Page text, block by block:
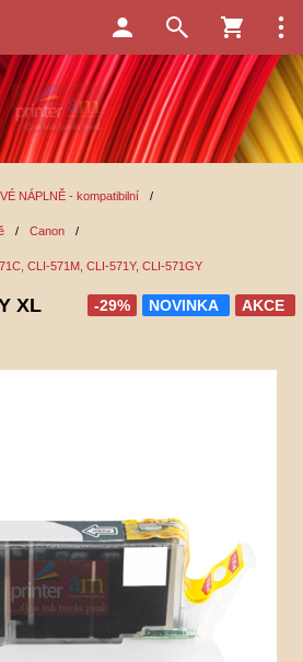
NÁPLNĚ - kompatibilní /
/ Canon /
CLI-571M, CLI-571Y, CLI-571GY
AKCE
NOVINKA
-29%
XL